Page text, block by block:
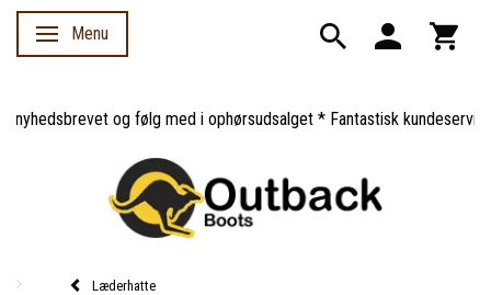
Skifte navigation
Menu
og følg med i ophørsudsalget * Fantastisk kundeservice *
Læderhatte